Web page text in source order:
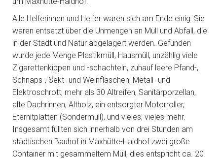
Alle Helferinnen und Helfer waren sich am Ende einig: Sie
waren entsetzt über die Unmengen an Müll und Abfall, die
in der Stadt und Natur abgelagert werden. Gefunden
wurde jede Menge Plastikmüll, Hausmüll, unzählig viele
Zigarettenkippen und -schachteln, zuhauf leere Pfand-,
Schnaps-, Sekt- und Weinflaschen, Metall- und
Elektroschrott, mehr als 30 Altreifen, Sanitärporzellan,
alte Dachrinnen, Altholz, ein entsorgter Motorroller,
Eternitplatten (Sondermüll), und vieles, vieles mehr.
Insgesamt füllten sich innerhalb von drei Stunden am
städtischen Bauhof in Maxhütte-Haidhof zwei große
Container mit gesammeltem Müll, dies entspricht ca. 20